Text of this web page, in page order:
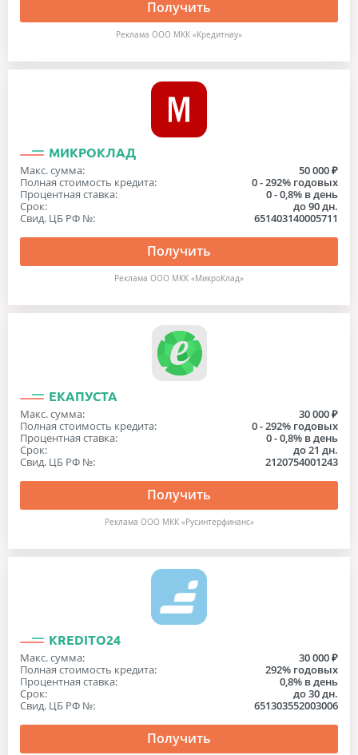
Получить
Реклама ООО МКК «Кредитнау»
МИКРОКЛАД
Макс. сумма:
50 000 ₽
Полная стоимость кредита:
0 - 292% годовых
Процентная ставка:
0 - 0,8% в день
Срок:
до 90 дн.
Свид. ЦБ РФ №:
651403140005711
Получить
Реклама ООО МКК «МикроКлад»
ЕКАПУСТА
Макс. сумма:
30 000 ₽
Полная стоимость кредита:
0 - 292% годовых
Процентная ставка:
0 - 0,8% в день
Срок:
до 21 дн.
Свид. ЦБ РФ №:
2120754001243
Получить
Реклама ООО МКК «Русинтерфинанс»
KREDITO24
Макс. сумма:
30 000 ₽
Полная стоимость кредита:
292% годовых
Процентная ставка:
0,8% в день
Срок:
до 30 дн.
Свид. ЦБ РФ №:
651303552003006
Получить